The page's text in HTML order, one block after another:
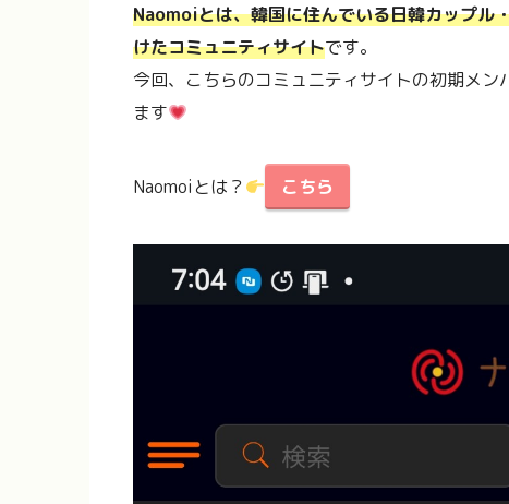
Naomoiとは、韓国に住んでいる日韓カップル
けたコミュニティサイトです。
今回、こちらのコミュニティサイトの初期メン
ます
Naomoiとは？ こちら